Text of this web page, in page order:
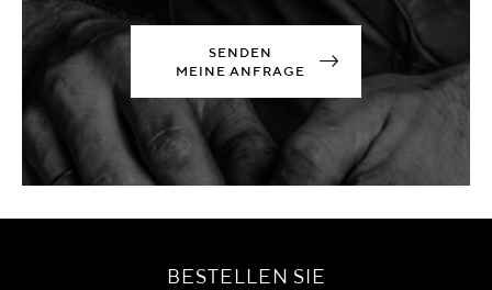
SENDEN
MEINE ANFRAGE
BESTELLEN SIE